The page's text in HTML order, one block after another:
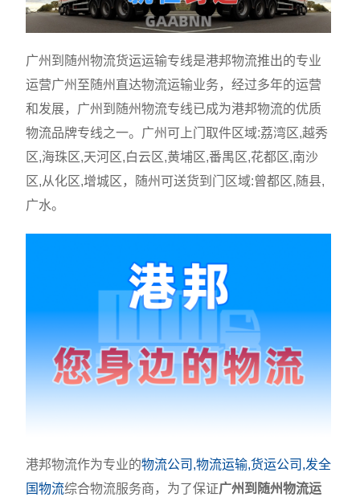
广州到随州物流货运运输专线是港邦物流推出的专业
运营广州至随州直达物流运输业务，经过多年的运营
和发展，广州到随州物流专线已成为港邦物流的优质
物流品牌专线之一。广州可上门取件区域:荔湾区,越秀
区,海珠区,天河区,白云区,黄埔区,番禺区,花都区,南沙
区,从化区,增城区，随州可送货到门区域:曾都区,随县,
广水。
港邦物流作为专业的物流公司,物流运输,货运公司,发全
国物流综合物流服务商，为了保证广州到随州物流运